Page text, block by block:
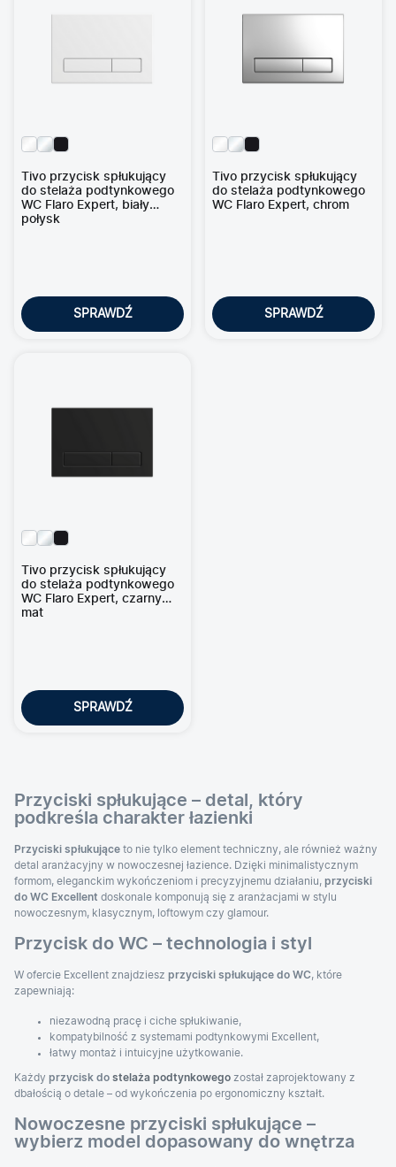
Tivo przycisk spłukujący
do stelaża podtynkowego
WC Flaro Expert, biały
połysk
SPRAWDŹ
Tivo przycisk spłukujący
do stelaża podtynkowego
WC Flaro Expert, chrom
SPRAWDŹ
Tivo przycisk spłukujący
do stelaża podtynkowego
WC Flaro Expert, czarny
mat
SPRAWDŹ
Przyciski spłukujące – detal, który
podkreśla charakter łazienki
Przyciski spłukujące to nie tylko element techniczny, ale również ważny
detal aranżacyjny w nowoczesnej łazience. Dzięki minimalistycznym
formom, eleganckim wykończeniom i precyzyjnemu działaniu, przyciski
do WC Excellent doskonale komponują się z aranżacjami w stylu
nowoczesnym, klasycznym, loftowym czy glamour.
Przycisk do WC – technologia i styl
W ofercie Excellent znajdziesz przyciski spłukujące do WC, które
zapewniają:
niezawodną pracę i ciche spłukiwanie,
kompatybilność z systemami podtynkowymi Excellent,
łatwy montaż i intuicyjne użytkowanie.
Każdy przycisk do stelaża podtynkowego został zaprojektowany z
dbałością o detale – od wykończenia po ergonomiczny kształt.
Nowoczesne przyciski spłukujące –
wybierz model dopasowany do wnętrza